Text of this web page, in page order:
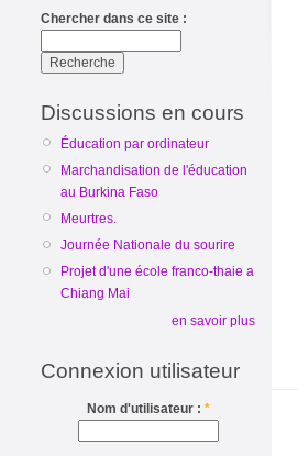
Chercher dans ce site :
Discussions en cours
Éducation par ordinateur
Marchandisation de l'éducation
au Burkina Faso
Meurtres.
Journée Nationale du sourire
Projet d'une école franco-thaie a
Chiang Mai
en savoir plus
Connexion utilisateur
Nom d'utilisateur : *